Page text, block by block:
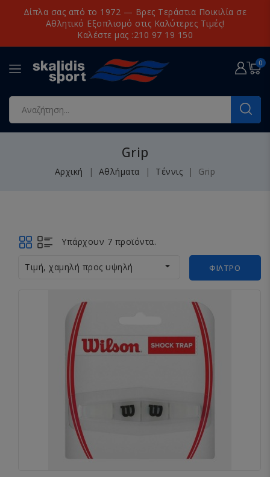
Δίπλα σας από το 1972 — Βρες Τεράστια Ποικιλία σε
Αθλητικό Εξοπλισμό στις Καλύτερες Τιμές!
Καλέστε μας :210 97 19 150
0
Grip
Αρχική Αθλήματα Τέννις Grip
Υπάρχουν 7 προϊόντα.
Τιμή, χαμηλή προς υψηλή  ΦΊΛΤΡΟ